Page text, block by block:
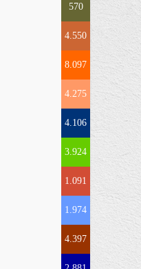
570
4.550
8.097
4.275
4.106
3.924
1.091
1.974
4.397